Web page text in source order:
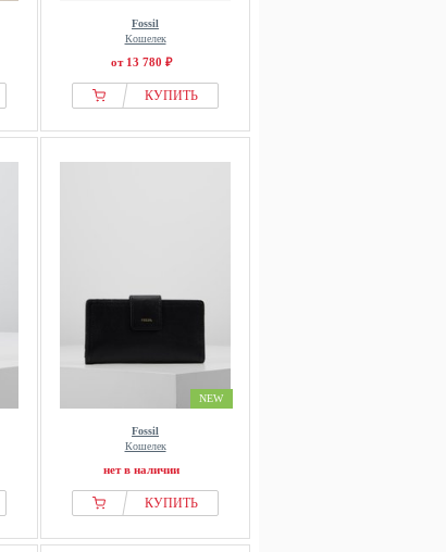
Fossil
Кошелек
от 13 780 ₽
КУПИТЬ
NEW
Fossil
Кошелек
нет в наличии
КУПИТЬ